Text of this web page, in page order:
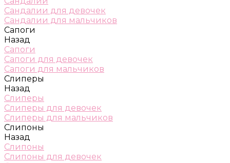
Сандалии для девочек
Сандалии для мальчиков
Сапоги
Назад
Сапоги
Сапоги для девочек
Сапоги для мальчиков
Слиперы
Назад
Слиперы
Слиперы для девочек
Слиперы для мальчиков
Слипоны
Назад
Слипоны
Слипоны для девочек